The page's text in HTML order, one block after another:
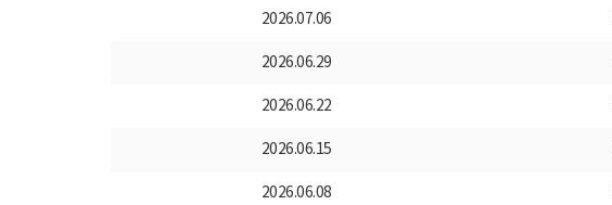
2026.07.06
2026.06.29
2026.06.22
2026.06.15
2026.06.08